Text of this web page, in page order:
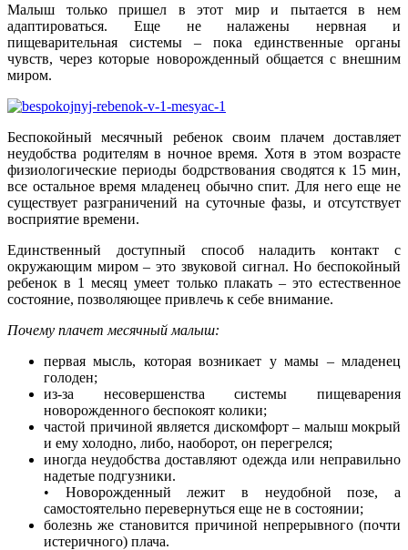
Малыш только пришел в этот мир и пытается в нем
адаптироваться. Еще не налажены нервная и
пищеварительная системы – пока единственные органы
чувств, через которые новорожденный общается с внешним
миром.
Беспокойный месячный ребенок своим плачем доставляет
неудобства родителям в ночное время. Хотя в этом возрасте
физиологические периоды бодрствования сводятся к 15 мин,
все остальное время младенец обычно спит. Для него еще не
существует разграничений на суточные фазы, и отсутствует
восприятие времени.
Единственный доступный способ наладить контакт с
окружающим миром – это звуковой сигнал. Но беспокойный
ребенок в 1 месяц умеет только плакать – это естественное
состояние, позволяющее привлечь к себе внимание.
Почему плачет месячный малыш:
первая мысль, которая возникает у мамы – младенец
голоден;
из-за несовершенства системы пищеварения
новорожденного беспокоят колики;
частой причиной является дискомфорт – малыш мокрый
и ему холодно, либо, наоборот, он перегрелся;
иногда неудобства доставляют одежда или неправильно
надетые подгузники.
• Новорожденный лежит в неудобной позе, а
самостоятельно перевернуться еще не в состоянии;
болезнь же становится причиной непрерывного (почти
истеричного) плача.